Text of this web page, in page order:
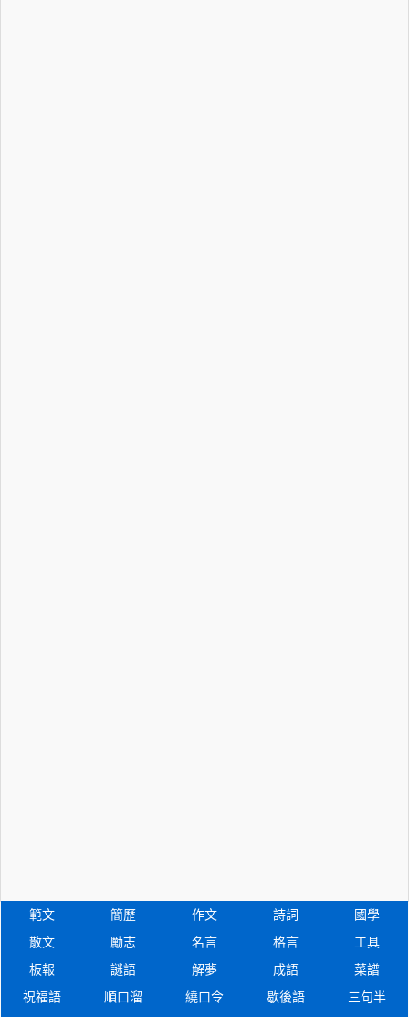
範文 簡歷 作文 詩詞
國學
散文
勵志 名言 格言
工具
板報
謎語 解夢 成語
菜譜
祝福語
順口溜 繞口令 歇後語 三句半